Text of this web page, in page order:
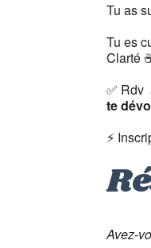
Tu as
Tu es
Clarté
✅ Rdv
te
⚡️
Avez-